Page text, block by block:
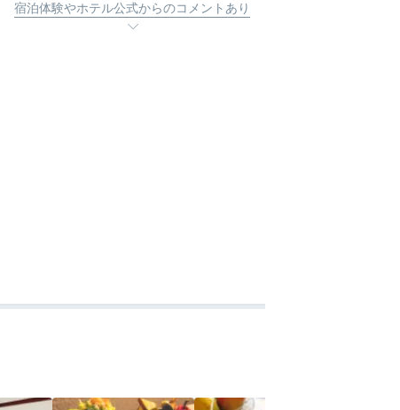
宿泊体験やホテル公式からのコメントあり